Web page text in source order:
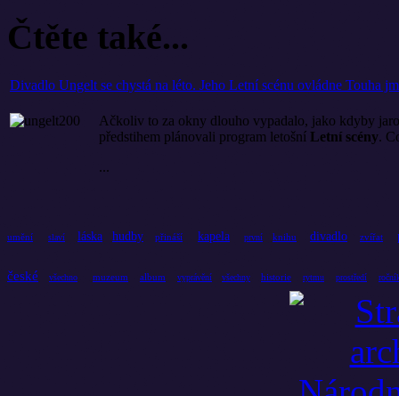
Čtěte také...
Divadlo Ungelt se chystá na léto. Jeho Letní scénu ovládne Touha
Ačkoliv to za okny dlouho vypadalo, jako kdyby
předstihem plánovali program letošní Letní scény.
...
umění slaví láska hudby přináší kapela první knihu divadlo zvířat
české všechno muzeum album vyprávění všechny historie rytmu prostředí